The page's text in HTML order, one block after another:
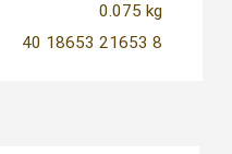
0.075 kg
40 18653 21653 8